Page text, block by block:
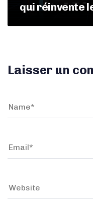
qui réinvente
Laisser un